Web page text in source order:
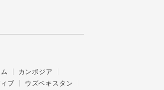
カンボジア
ブ
ウズベキスタン